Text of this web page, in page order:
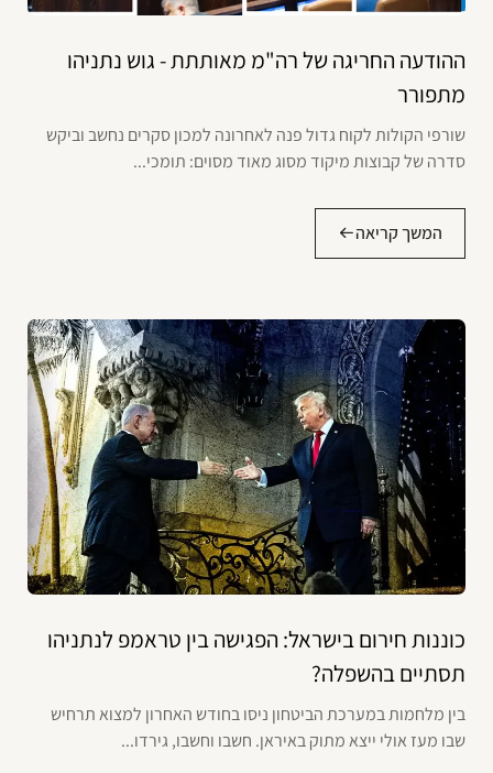
ההודעה החריגה של רה"מ מאותתת - גוש נתניהו
מתפורר
שורפי הקולות לקוח גדול פנה לאחרונה למכון סקרים נחשב וביקש
סדרה של קבוצות מיקוד מסוג מאוד מסוים: תומכי...
המשך קריאה
כוננות חירום בישראל: הפגישה בין טראמפ לנתניהו
תסתיים בהשפלה?
בין מלחמות במערכת הביטחון ניסו בחודש האחרון למצוא תרחיש
שבו מעז אולי ייצא מתוק באיראן. חשבו וחשבו, גירדו...